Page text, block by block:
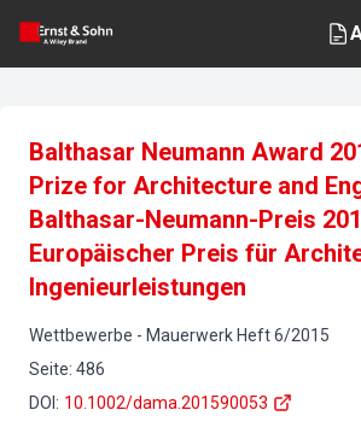
Balthasar Neumann Award
Prize for Architecture and
Balthasar-Neumann-Preis
Europäischer Preis für
Ingenieurleistungen
Wettbewerbe - Mauerwerk Heft6/2015
Seite: 486
DOI : 10.1002/dama.201590053